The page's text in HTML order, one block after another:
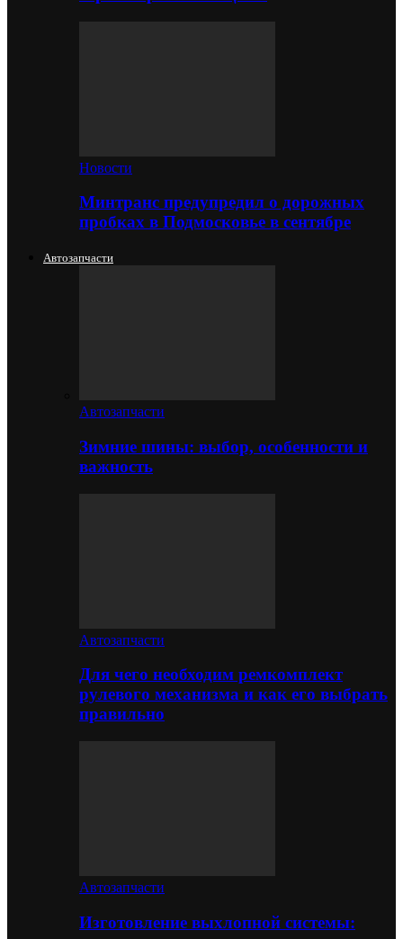
Новости
Минтранс предупредил о дорожных
пробках в Подмосковье в сентябре
Автозапчасти
Автозапчасти
Зимние шины: выбор, особенности и
важность
Автозапчасти
Для чего необходим ремкомплект
рулевого механизма и как его выбрать
правильно
Автозапчасти
Изготовление выхлопной системы: